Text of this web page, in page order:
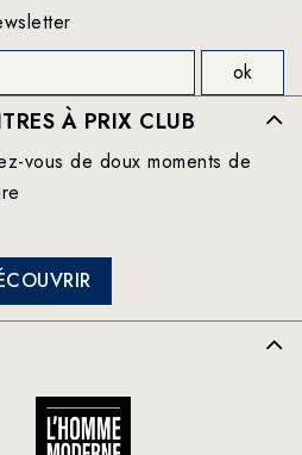
À PRIX CLUB
vous de doux moments de